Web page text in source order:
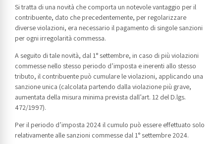
Si tratta di una novità che comporta un notevole vantaggio per il
contribuente, dato che precedentemente, per regolarizzare
diverse violazioni, era necessario il pagamento di singole sanzioni
per ogni irregolarità commessa.
A seguito di tale novità, dal 1° settembre, in caso di più violazioni
commesse nello stesso periodo d’imposta e inerenti allo stesso
tributo, il contribuente può cumulare le violazioni, applicando una
sanzione unica (calcolata partendo dalla violazione più grave,
aumentata della misura minima prevista dall’art. 12 del D.lgs.
472/1997).
Per il periodo d’imposta 2024 il cumulo può essere effettuato solo
relativamente alle sanzioni commesse dal 1° settembre 2024.